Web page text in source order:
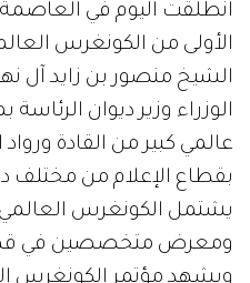
انطلقت اليوم في العاصمة
الأولى من الكونغرس
الشيخ منصور بن زايد آل
الوزراء وزير ديوان
عالمي كبير من القادة
بقطاع الإعلام من مختلف
يشتمل الكونغرس العالمي
ومعرض متخصصين في
ويشهد مؤتمر الكونغرس